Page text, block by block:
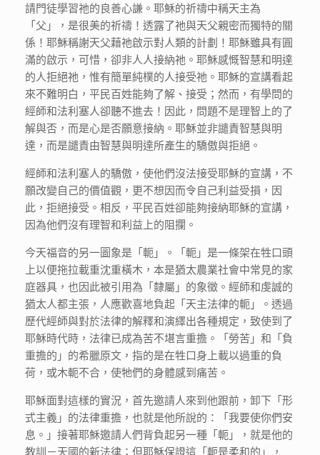
請門徒學習祂的良善心謙。耶穌的祈禱中稱天主為
「父」，是很美的祈禱！透露了祂與天父親密而獨特的關
係！耶穌稱謝天父藉祂啟示對人類的計劃！耶穌雖具有圓
滿的啟示，可惜，卻非人人接納祂。耶穌感慨智慧和明達
的人拒絕祂，惟有簡單純樸的人接受祂。耶穌的宣講看起
來不難明白，平民百姓能夠了解、接受；然而，有學問的
經師和法利塞人卻聽不進去！因此，問題不是理智上的了
解與否，而是心是否願意接納。耶穌並非譴責智慧與明
達，而是譴責由智慧與明達所產生的驕傲與拒絕。
經師和法利塞人的驕傲，使他們沒法接受耶穌的宣講，不
願改變自己的價值觀，更不想因而令自己利益受損，因
此，拒絕接受。相反，平民百姓卻能夠接納耶穌的宣講，
因為他們沒有理智和利益上的阻攔。
今天福音的另一圖象是「軛」。「軛」是一條架在牲口頭
上以便拖拉載重沈重橫木，本是猶太農業社會中常見的家
庭器具，也因此被引用為「隸屬」的象徵。經師和虔誠的
猶太人都主張，人應歡喜地負起「天主法律的軛」。透過
歷代經師與對於法律的解釋和演繹出各種規定，致使到了
耶穌時代時，法律已成為苦不堪言重擔。「勞苦」和「負
重擔的」的希臘原文，指的是在牲口身上載以過重的負
荷，或木軛不合，使牠們的身體感到痛苦。
耶穌面對這樣的實況，首先邀請人來到他跟前，卸下「形
式主義」的法律重擔，也就是他所說的：「我要使你們安
息。」接著耶穌邀請人們背負起另一種「軛」，就是他的
教訓－天國的新法律；但耶穌保證這「軛是柔和的」，